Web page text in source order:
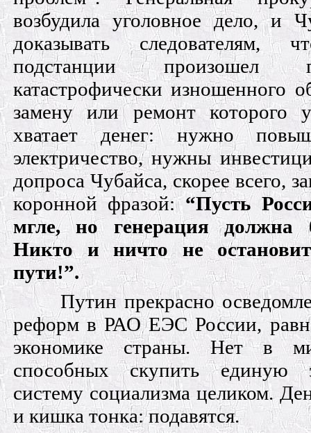
возбудила уголовное дело, и
доказывать
подстанции произошел
катастрофически изношенного
замену или ремонт
хватает денег: нужно
электричество, нужны
допроса Чубайса, скорее всего,
коронной фразой: “Пусть
мгле, но генерация должна
Никто и ничто не
пути!”.
Путин прекрасно
реформ в РАО ЕЭС России,
экономике страны. Нет в
способных скупить единую
систему социализма целиком.
и кишка тонка: подавятся.